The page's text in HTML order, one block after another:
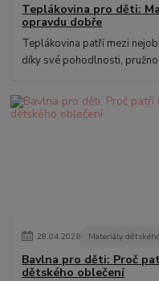
Teplákovina pro děti:
opravdu dobře
Teplákovina patří mezi
díky své pohodlnosti,
28.04.2026 Materiály
Bavlna pro děti: Proč
dětského oblečení